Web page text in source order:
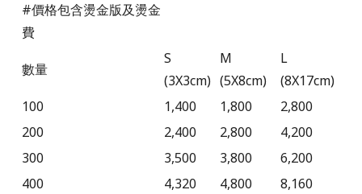
#價格包含燙金版及燙金
費
數量
S
(3X3cm)
M
(5X8cm)
L
(8X17cm)
100
1,400 1,800
2,800
200
2,400 2,800
4,200
300
3,500 3,800
6,200
400
4,320 4,800
8,160